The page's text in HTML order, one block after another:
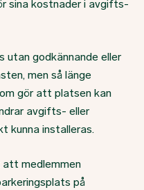
sina kostnader i avgifts-
utan godkännande eller
men så länge
gör att platsen kan
avgifts- eller
kunna installeras.
medlemmen
på